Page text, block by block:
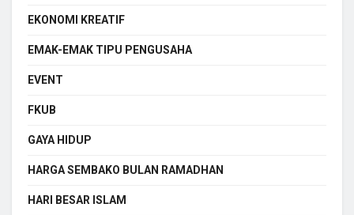
EKONOMI KREATIF
EMAK-EMAK TIPU PENGUSAHA
EVENT
FKUB
GAYA HIDUP
HARGA SEMBAKO BULAN RAMADHAN
HARI BESAR ISLAM